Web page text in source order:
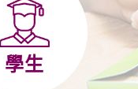
學生